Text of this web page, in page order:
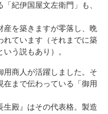
紀伊国屋文左衛門」も、
産を築きますが零落し、晩
れています（それまでに築
う説もあり）。
用商人が活躍しました。そ
まで伝わっている「御用
生殿』はその代表格。製造